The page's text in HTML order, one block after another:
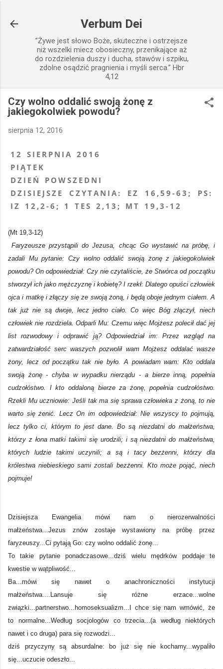
Verbum Dei
”Żywe jest słowo Boże, skuteczne i ostrzejsze
niż wszelki miecz obosieczny, przenikające aż
do rozdzielenia duszy i ducha, stawów i szpiku,
zdolne osądzić pragnienia i myśli serca.” Hbr
4,12
Czy wolno oddalić swoją żonę z
jakiegokolwiek powodu?
sierpnia 12, 2016
12 SIERPNIA 2016
PIĄTEK
DZIEŃ POWSZEDNI
DZISIEJSZE CZYTANIA: EZ 16,59-63; PS:
IZ 12,2-6; 1 TES 2,13; MT 19,3-12
(Mt 19,3-12)
Faryzeusze przystąpili do Jezusa, chcąc Go wystawić na próbę, i
zadali Mu pytanie: Czy wolno oddalić swoją żonę z jakiegokolwiek
powodu? On odpowiedział: Czy nie czytaliście, że Stwórca od początku
stworzył ich jako mężczyznę i kobietę? I rzekł: Dlatego opuści człowiek
ojca i matkę i złączy się ze swoją żoną, i będą oboje jednym ciałem. A
tak już nie są dwoje, lecz jedno ciało. Co więc Bóg złączył, niech
człowiek nie rozdziela. Odparli Mu: Czemu więc Mojżesz polecił dać jej
list rozwodowy i odprawić ją? Odpowiedział im: Przez wzgląd na
zatwardziałość serc waszych pozwolił wam Mojżesz oddalać wasze
żony, lecz od początku tak nie było. A powiadam wam: Kto oddala
swoją żonę - chyba w wypadku nierządu - a bierze inną, popełnia
cudzołóstwo. I kto oddaloną bierze za żonę, popełnia cudzołóstwo.
Rzekli Mu uczniowie: Jeśli tak ma się sprawa człowieka z żoną, to nie
warto się żenić. Lecz On im odpowiedział: Nie wszyscy to pojmują,
lecz tylko ci, którym to jest dane. Bo są niezdatni do małżeństwa,
którzy z łona matki takimi się urodzili; i są niezdatni do małżeństwa,
których ludzie takimi uczynili; a są i tacy bezżenni, którzy dla
królestwa niebieskiego sami zostali bezżenni. Kto może pojąć, niech
pojmuje!
Dzisiejsza Ewangelia mówi nam o nierozerwalności
małżeństwa...Jezus znów zostaje wystawiony na próbę przez
faryzeuszy...Ci pytają Go: czy wolno oddalić żonę...
To takie pytanie ponadczasowe...dziś wielu mędrków poddaje te
kwestie w wątpliwość...
Ba...mówi się nawet o anachroniczności instytucji
małżeństwa....Lansuje się różne erzace... wolne
związki...partnerstwo...homoseksualizm...I chce się nam wmówić, że
to normalne... Według socjologów co trzecia...(a według niektórych
nawet i co druga) para się rozwodzi...
dziś przyczyny są absurdalne: bo już się nie kochamy...wypaliło
się...uczucie odeszło...